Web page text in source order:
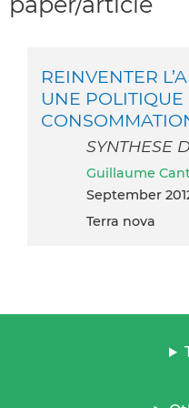
REINVENTER
UNE POLITIQUE
SYNTHESE
Guillaume
September
Terra nova